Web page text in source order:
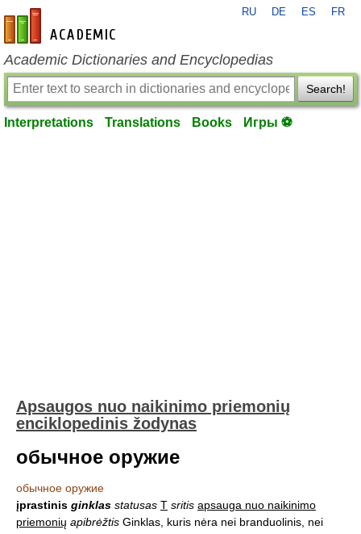
en-academic.com
RU DE ES FR
Academic Dictionaries and Encyclopedias
Search!
Interpretations Translations Books Игры ⚽
Apsaugos nuo naikinimo priemonių
enciklopedinis žodynas
обычное оружие
обычное оружие
įprastinis ginklas statusas T sritis apsauga nuo naikinimo
priemonių apibrėžtis Ginklas, kuris nėra nei branduolinis, nei